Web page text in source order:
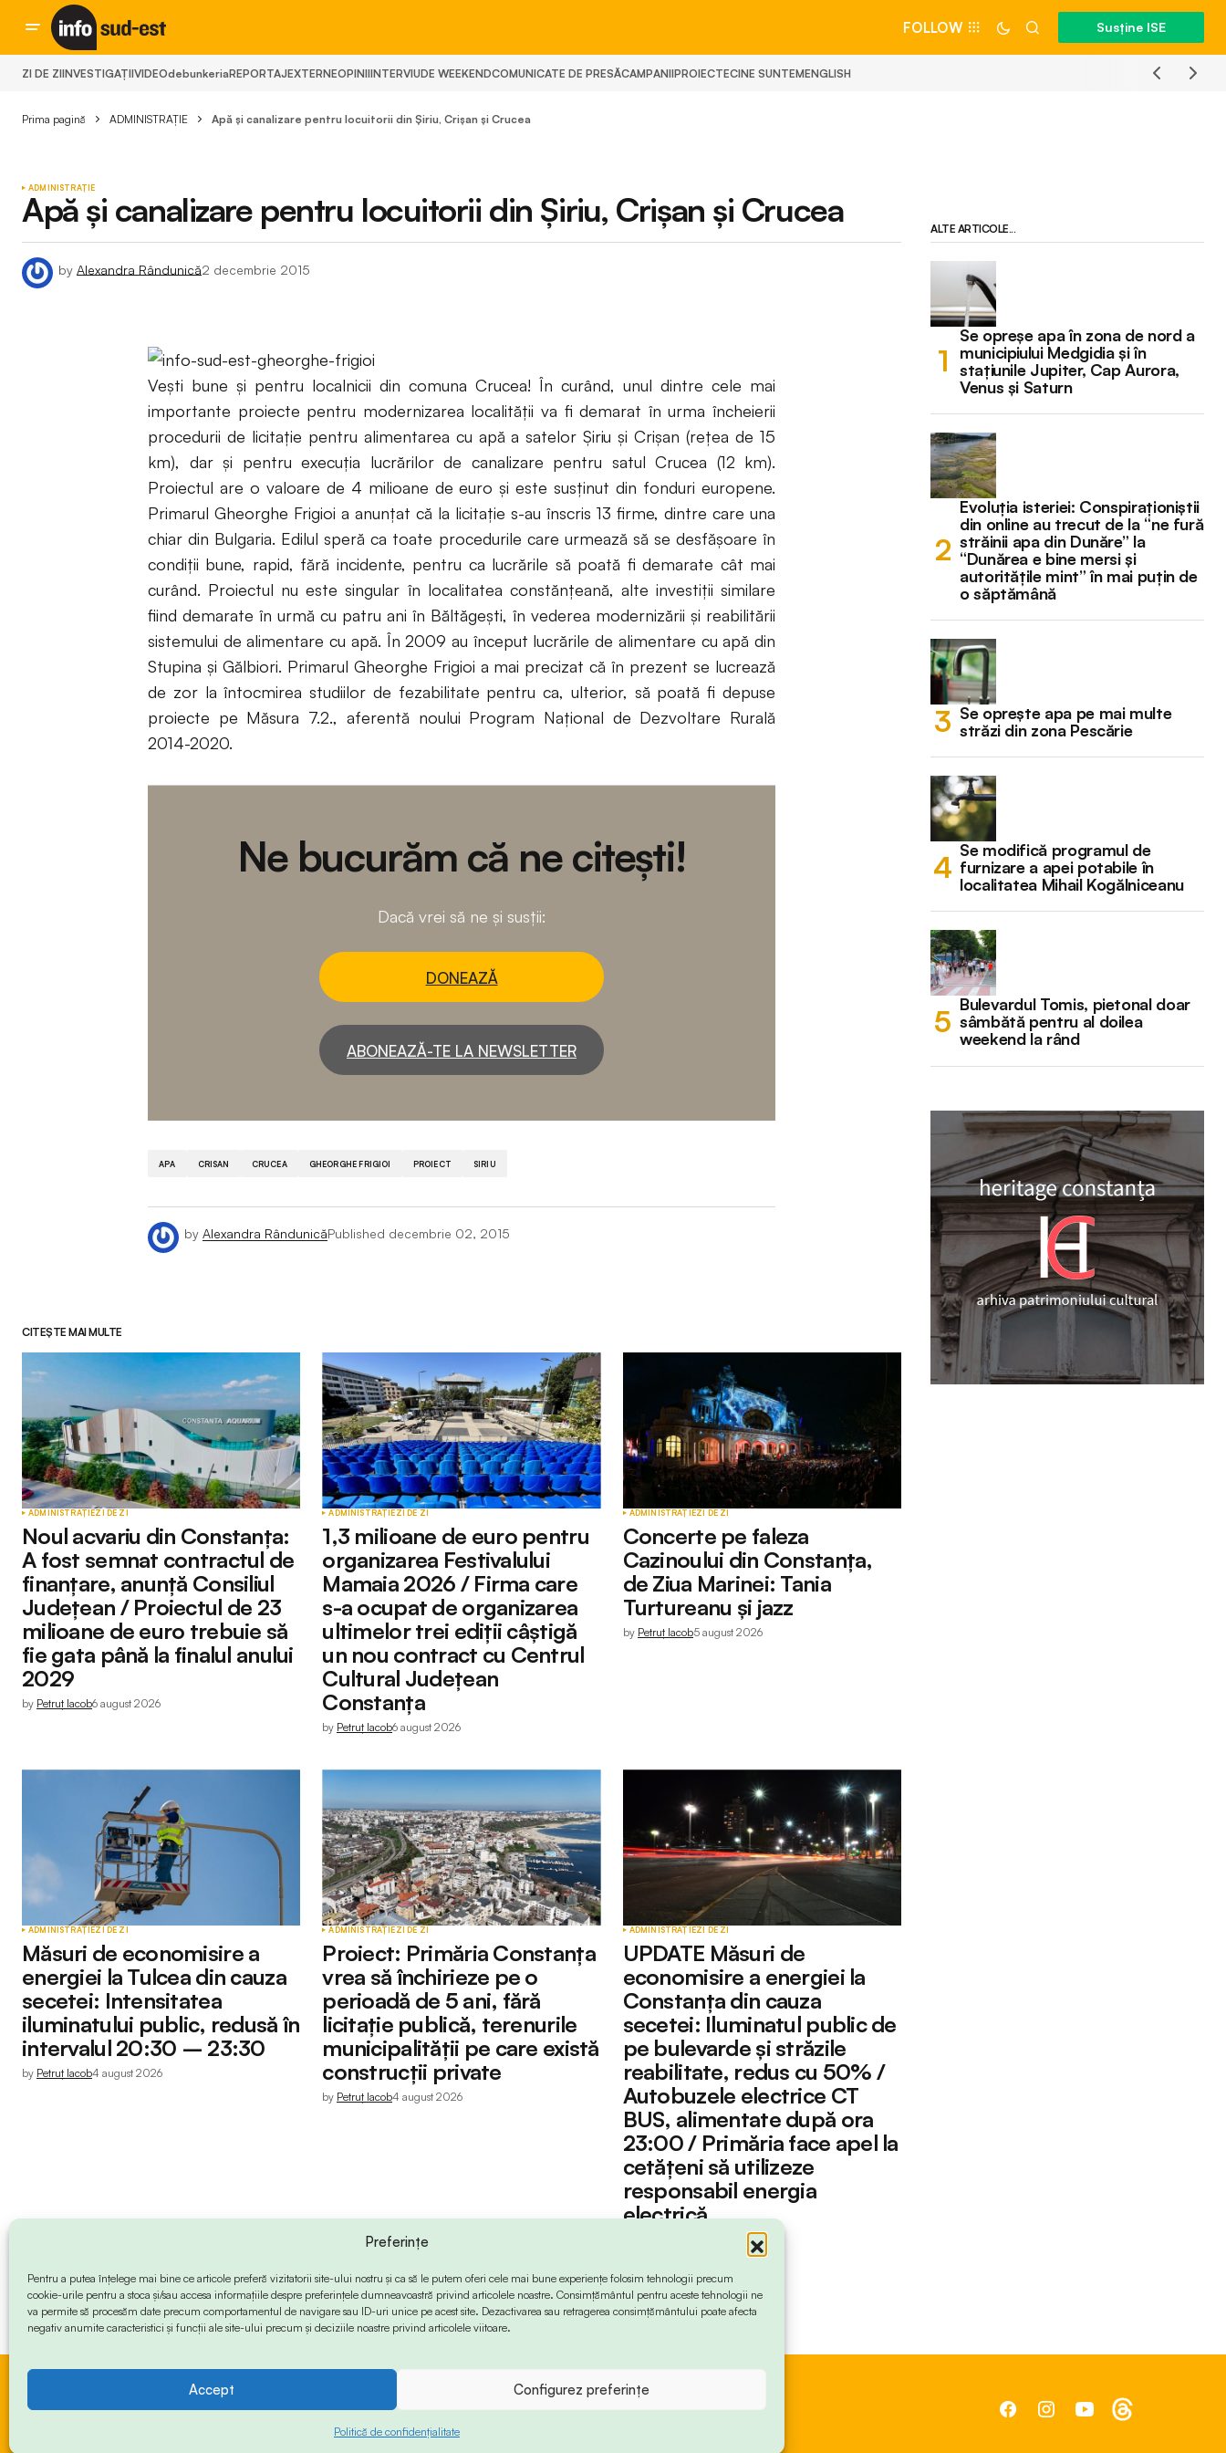
Preferințe
Pentru a putea înțelege mai bine ce articole preferă vizitatorii site-ului nostru și ca să le putem oferi cele mai bune experiențe folosim tehnologii precum
cookie-urile pentru a stoca și/sau accesa informațiile despre preferințele dumneavoastră privind articolele noastre. Consimțământul pentru aceste tehnologii ne
va permite să procesăm date precum comportamentul de navigare sau ID-uri unice pe acest site. Dezactivarea sau retragerea consimțământului poate afecta
negativ anumite caracteristici și funcții ale site-ului precum și deciziile noastre privind articolele viitoare.
Accept Configurez preferințe
Politică de confidențialitate
FOLLOW Susține ISE
ZI DE ZIINVESTIGAȚIIVIDEOdebunkeriaREPORTAJEXTERNEOPINIIINTERVIUDE WEEKENDCOMUNICATE DE PRESĂCAMPANIIPROIECTECINE SUNTEMENGLISH
Prima pagină ADMINISTRAȚIE Apă și canalizare pentru locuitorii din Șiriu, Crișan și Crucea
ADMINISTRAȚIE
Apă și canalizare pentru locuitorii din Șiriu, Crișan și Crucea
by Alexandra Rândunică2 decembrie 2015
Vești bune și pentru localnicii din comuna Crucea! În curând, unul dintre cele mai
importante proiecte pentru modernizarea localității va fi demarat în urma încheierii
procedurii de licitație pentru alimentarea cu apă a satelor Șiriu și Crișan (rețea de 15
km), dar și pentru execuția lucrărilor de canalizare pentru satul Crucea (12 km).
Proiectul are o valoare de 4 milioane de euro și este susținut din fonduri europene.
Primarul Gheorghe Frigioi a anunțat că la licitație s-au înscris 13 firme, dintre care una
chiar din Bulgaria. Edilul speră ca toate procedurile care urmează să se desfășoare în
condiții bune, rapid, fără incidente, pentru ca lucrările să poată fi demarate cât mai
curând. Proiectul nu este singular în localitatea constănțeană, alte investiții similare
fiind demarate în urmă cu patru ani în Băltăgești, în vederea modernizării și reabilitării
sistemului de alimentare cu apă. În 2009 au început lucrările de alimentare cu apă din
Stupina și Gălbiori. Primarul Gheorghe Frigioi a mai precizat că în prezent se lucrează
de zor la întocmirea studiilor de fezabilitate pentru ca, ulterior, să poată fi depuse
proiecte pe Măsura 7.2., aferentă noului Program Național de Dezvoltare Rurală
2014-2020.
Ne bucurăm că ne citești!
Dacă vrei să ne și susții:
DONEAZĂ
ABONEAZĂ-TE LA NEWSLETTER
APA CRISAN CRUCEA GHEORGHE FRIGIOI PROIECT SIRIU
by Alexandra RândunicăPublished decembrie 02, 2015
CITEȘTE MAI MULTE
ADMINISTRAȚIEZI DE ZI
Noul acvariu din Constanța:
A fost semnat contractul de
finanțare, anunță Consiliul
Județean / Proiectul de 23
milioane de euro trebuie să
fie gata până la finalul anului
2029
by Petruț Iacob6 august 2026
ADMINISTRAȚIEZI DE ZI
1,3 milioane de euro pentru
organizarea Festivalului
Mamaia 2026 / Firma care
s-a ocupat de organizarea
ultimelor trei ediții câștigă
un nou contract cu Centrul
Cultural Județean
Constanța
by Petruț Iacob6 august 2026
ADMINISTRAȚIEZI DE ZI
Concerte pe faleza
Cazinoului din Constanța,
de Ziua Marinei: Tania
Turtureanu și jazz
by Petruț Iacob5 august 2026
ADMINISTRAȚIEZI DE ZI
Măsuri de economisire a
energiei la Tulcea din cauza
secetei: Intensitatea
iluminatului public, redusă în
intervalul 20:30 – 23:30
by Petruț Iacob4 august 2026
ADMINISTRAȚIEZI DE ZI
Proiect: Primăria Constanța
vrea să închirieze pe o
perioadă de 5 ani, fără
licitație publică, terenurile
municipalității pe care există
construcții private
by Petruț Iacob4 august 2026
ADMINISTRAȚIEZI DE ZI
UPDATE Măsuri de
economisire a energiei la
Constanța din cauza
secetei: Iluminatul public de
pe bulevarde și străzile
reabilitate, redus cu 50% /
Autobuzele electrice CT
BUS, alimentate după ora
23:00 / Primăria face apel la
cetățeni să utilizeze
responsabil energia
electrică
3 august 2026
ALTE ARTICOLE...
Se opreșe apa în zona de nord a
municipiului Medgidia și în
stațiunile Jupiter, Cap Aurora,
Venus și Saturn
Evoluția isteriei: Conspiraționiștii
din online au trecut de la “ne fură
străinii apa din Dunăre” la
“Dunărea e bine mersi și
autoritățile mint” în mai puțin de
o săptămână
Se oprește apa pe mai multe
străzi din zona Pescărie
Se modifică programul de
furnizare a apei potabile în
localitatea Mihail Kogălniceanu
Bulevardul Tomis, pietonal doar
sâmbătă pentru al doilea
weekend la rând
© 2024 Info-Sud-Est. All Rights Reserved.